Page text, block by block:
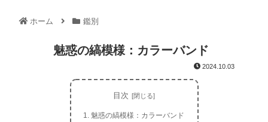
ホーム 鑑別
魅惑の縞模様：カラーバンド
2024.10.03
目次
魅惑の縞模様：カラーバンド